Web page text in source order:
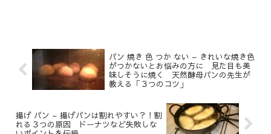
一環...
パン 焼き 色 つか ない – きれいな焼き色
がつかないとお悩みの方に 見た目も美
味しそうに焼く 天然酵母パンの先生が
教える「３つのコツ」
揚げ パン – 揚げパンは割れやすい？！割
れる３つの原因 ドーナツなど失敗しな